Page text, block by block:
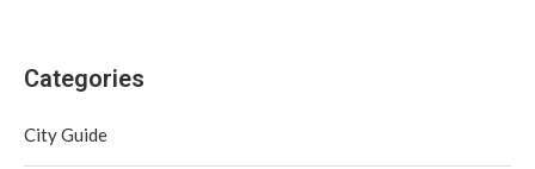
Categories
City Guide